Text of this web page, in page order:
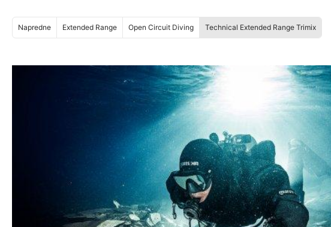
Napredne Extended Range Open Circuit Diving Technical Extended Range Trimix